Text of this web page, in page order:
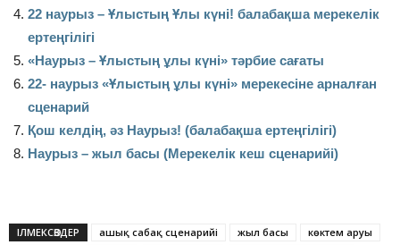
22 наурыз – Ұлыстың Ұлы күні! балабақша мерекелік
ертеңгілігі
«Наурыз – Ұлыстың ұлы күні» тәрбие сағаты
22- наурыз «Ұлыстың ұлы күні» мерекесіне арналған
сценарий
Қош келдің, әз Наурыз! (балабақша ертеңгілігі)
Наурыз – жыл басы (Мерекелік кеш сценарийі)
ІЛМЕКСӨЗДЕР ашық сабақ сценарийі жыл басы
көктем аруы